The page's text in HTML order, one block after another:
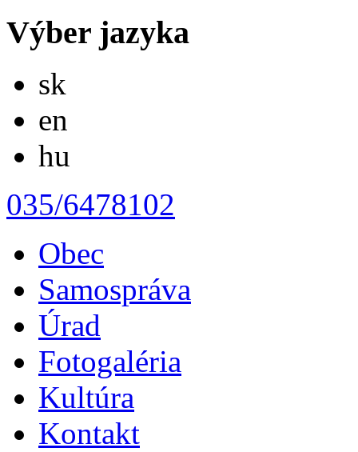
Výber jazyka
sk
en
hu
035/6478102
Obec
Samospráva
Úrad
Fotogaléria
Kultúra
Kontakt